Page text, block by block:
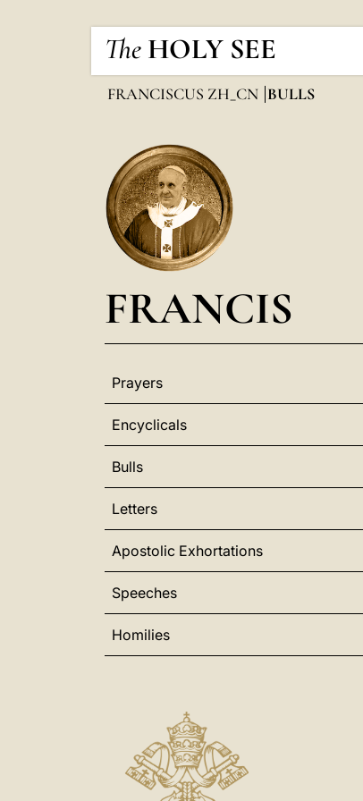
The HOLY SEE
FRANCISCUS ZH_CN BULLS
FRANCIS
Prayers
Encyclicals
Bulls
Letters
Apostolic Exhortations
Speeches
Homilies